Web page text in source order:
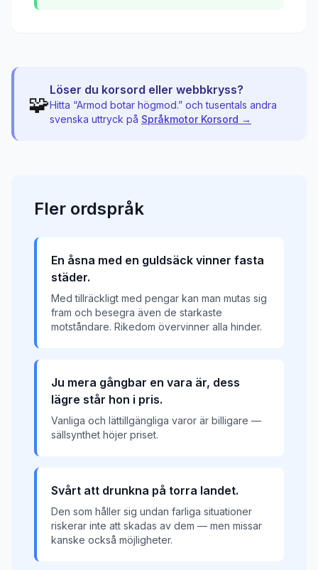
🧩
Löser du korsord eller webbkryss?
Hitta “Armod botar högmod.” och tusentals andra
svenska uttryck på Språkmotor Korsord →
Fler ordspråk
En åsna med en guldsäck vinner fasta
städer.
Med tillräckligt med pengar kan man mutas sig
fram och besegra även de starkaste
motståndare. Rikedom övervinner alla hinder.
Ju mera gångbar en vara är, dess
lägre står hon i pris.
Vanliga och lättillgängliga varor är billigare —
sällsynthet höjer priset.
Svårt att drunkna på torra landet.
Den som håller sig undan farliga situationer
riskerar inte att skadas av dem — men missar
kanske också möjligheter.